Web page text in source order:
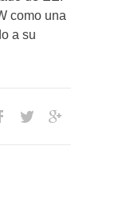
como una
a su